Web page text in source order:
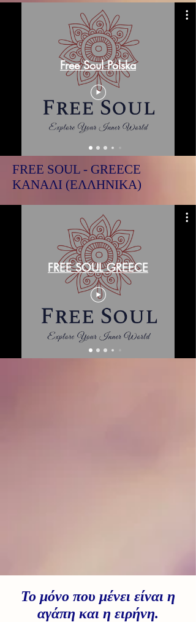
Free Soul Polska
FREE SOUL - GREECE
ΚΑΝΑΛΙ (ΕΛΛΗΝΙΚΑ)
FREE SOUL GREECE
Το μόνο που μένει είναι η
αγάπη και η ειρήνη.